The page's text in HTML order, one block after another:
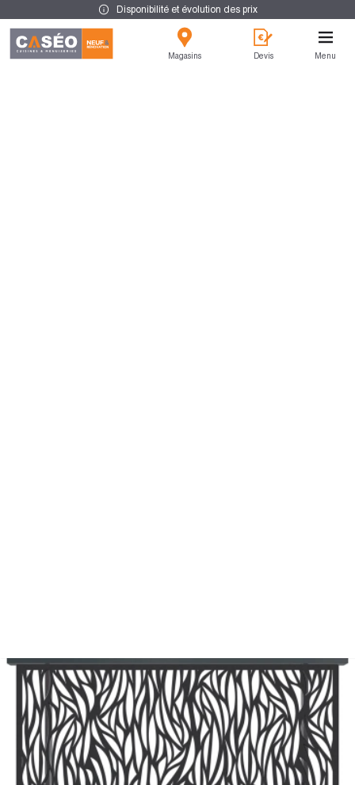
Disponibilité et évolution des prix
Magasins Devis Menu